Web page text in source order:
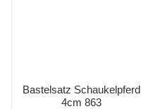
Bastelsatz Schaukelpferd
4cm 863